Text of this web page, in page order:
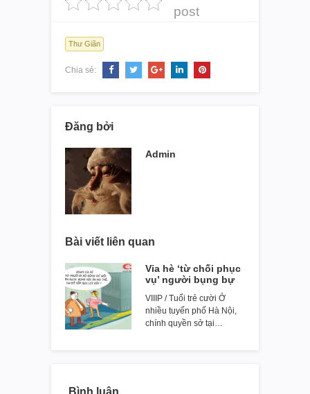
post
Thư Giãn
Chia sẻ:
Đăng bởi
Admin
Bài viết liên quan
Vỉa hè ‘từ chối phục
vụ’ người bụng bự
VIIIP / Tuổi trẻ cười Ở
nhiều tuyến phố Hà Nội,
chính quyền sở tại…
Bình luận